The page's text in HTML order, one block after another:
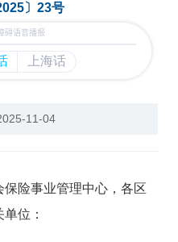
〕23号
11-04
险事业管理中心，各区
位：